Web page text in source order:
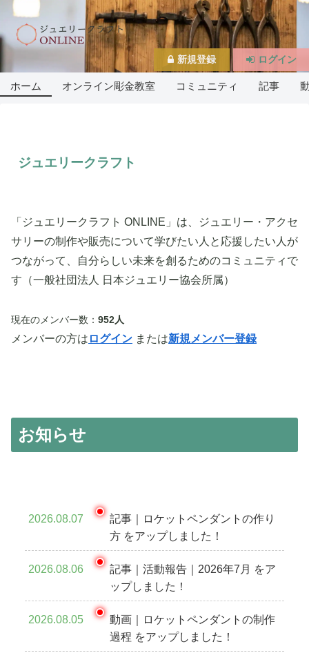
ホーム オンライン彫金教室 コミュニティ 記事
ジュエリークラフト
「ジュエリークラフト ONLINE」は、ジュエリー・アクセ
サリーの制作や販売について学びたい人と応援したい人が
つながって、自分らしい未来を創るためのコミュニティで
す（一般社団法人 日本ジュエリー協会所属）
現在のメンバー数： 952人
メンバーの方は ログイン または新規メンバー登録
お知らせ
記事｜ロケットペンダントの作り
方 をアップしました！
2026.08.07
記事｜活動報告｜2026年7月 をア
ップしました！
2026.08.06
動画｜ロケットペンダントの制作
過程 をアップしました！
2026.08.05
新規登録 ログイン